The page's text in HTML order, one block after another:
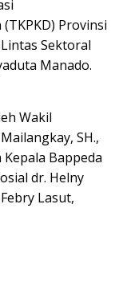
Provinsi
Sektoral
Manado.‎‎
Wakil
SH.,
Bappeda
dr. Helny
Lasut,